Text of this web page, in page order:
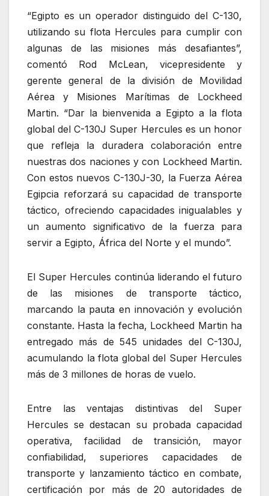
“Egipto es un operador distinguido del C-130,
utilizando su flota Hercules para cumplir con
algunas de las misiones más desafiantes”,
comentó Rod McLean, vicepresidente y
gerente general de la división de Movilidad
Aérea y Misiones Marítimas de Lockheed
Martin. “Dar la bienvenida a Egipto a la flota
global del C-130J Super Hercules es un honor
que refleja la duradera colaboración entre
nuestras dos naciones y con Lockheed Martin.
Con estos nuevos C-130J-30, la Fuerza Aérea
Egipcia reforzará su capacidad de transporte
táctico, ofreciendo capacidades inigualables y
un aumento significativo de la fuerza para
servir a Egipto, África del Norte y el mundo”.
El Super Hercules continúa liderando el futuro
de las misiones de transporte táctico,
marcando la pauta en innovación y evolución
constante. Hasta la fecha, Lockheed Martin ha
entregado más de 545 unidades del C-130J,
acumulando la flota global del Super Hercules
más de 3 millones de horas de vuelo.
Entre las ventajas distintivas del Super
Hercules se destacan su probada capacidad
operativa, facilidad de transición, mayor
confiabilidad, superiores capacidades de
transporte y lanzamiento táctico en combate,
certificación por más de 20 autoridades de